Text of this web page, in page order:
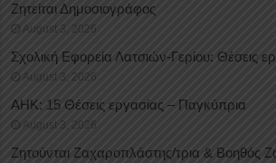
Ζητείται Δημοσιογράφος
August 3, 2026
Σχολική Εφορεία Λατσιών-Γερίου: Θέσεις
August 3, 2026
ΑΗΚ: 15 Θέσεις εργασίας – Παγκύπρια
August 3, 2026
Ζητούνται Ζαχαροπλάστης/τρια & Βοηθός